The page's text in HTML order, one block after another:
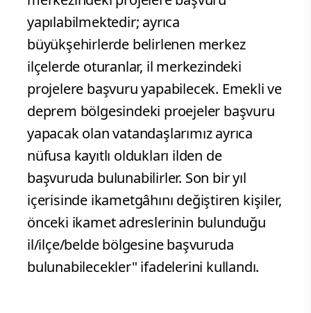
yapılabilmektedir; ayrıca
büyükşehirlerde belirlenen merkez
ilçelerde oturanlar, il merkezindeki
projelere başvuru yapabilecek. Emekli ve
deprem bölgesindeki proejeler başvuru
yapacak olan vatandaşlarımız ayrıca
nüfusa kayıtlı oldukları ilden de
başvuruda bulunabilirler. Son bir yıl
içerisinde ikametgâhını değiştiren kişiler,
önceki ikamet adreslerinin bulunduğu
il/ilçe/belde bölgesine başvuruda
bulunabilecekler" ifadelerini kullandı.